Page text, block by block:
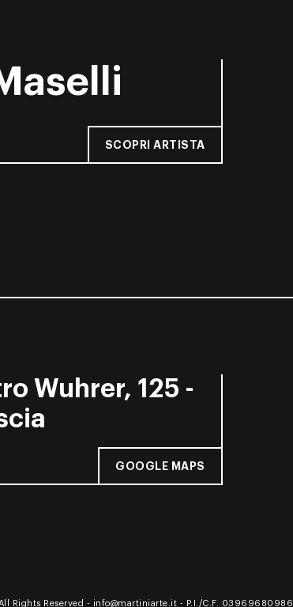
SCOPRI ARTISTA
Wuhrer, 125 -
GOOGLE MAPS
Rights Reserved - info@martiniarte.it - P.I./C.F. 03969680986